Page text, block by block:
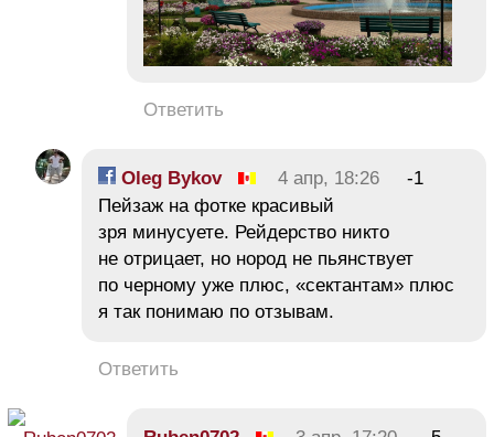
Ответить
Oleg Bykov 4 апр, 18:26
-1
Пейзаж на фотке красивый
зря минусуете. Рейдерство никто
не отрицает, но нород не пьянствует
по черному уже плюс, «сектантам» плюс
я так понимаю по отзывам.
Ответить